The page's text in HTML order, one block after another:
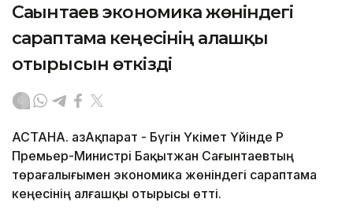
Сағынтаев экономика жөніндегі
сараптама кеңесінің алғашқы
отырысын өткізді
АСТАНА. ҚазАқпарат - Бүгін Үкімет Үйінде ҚР
Премьер-Министрі Бақытжан Сағынтаевтың
төрағалығымен экономика жөніндегі сараптама
кеңесінің алғашқы отырысы өтті.